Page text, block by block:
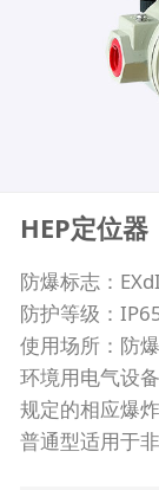
HEP定位器
防爆标志：
防护等级：
使用场所：防
环境用电气设
规定的相应爆
普通型适用于